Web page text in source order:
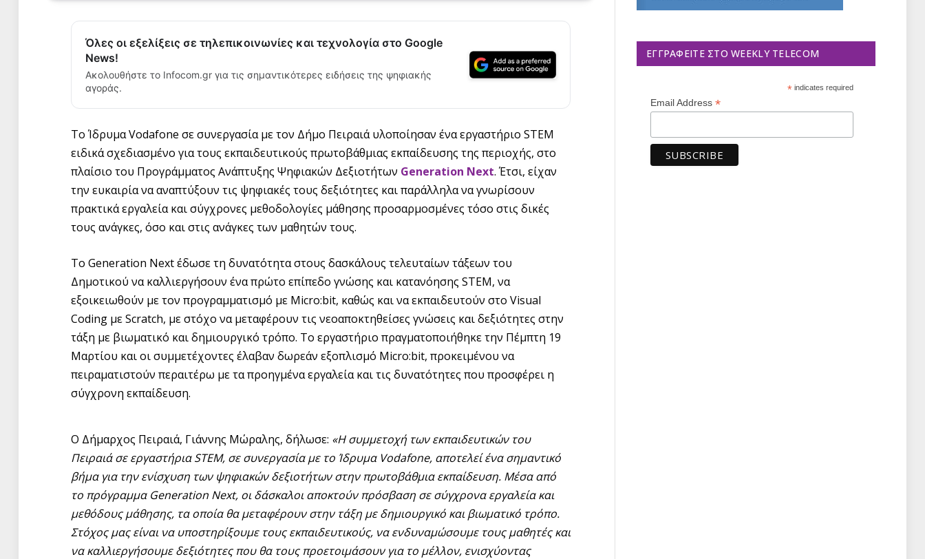
Όλες οι εξελίξεις σε τηλεπικοινωνίες και τεχνολογία στο Google
News!
Ακολουθήστε το Infocom.gr για τις σημαντικότερες ειδήσεις της ψηφιακής
αγοράς.
Το Ίδρυμα Vodafone σε συνεργασία με τον Δήμο Πειραιά υλοποίησαν ένα εργαστήριο STEM
ειδικά σχεδιασμένο για τους εκπαιδευτικούς πρωτοβάθμιας εκπαίδευσης της περιοχής, στο
πλαίσιο του Προγράμματος Ανάπτυξης Ψηφιακών Δεξιοτήτων Generation Next. Έτσι, είχαν
την ευκαιρία να αναπτύξουν τις ψηφιακές τους δεξιότητες και παράλληλα να γνωρίσουν
πρακτικά εργαλεία και σύγχρονες μεθοδολογίες μάθησης προσαρμοσμένες τόσο στις δικές
τους ανάγκες, όσο και στις ανάγκες των μαθητών τους.
Το Generation Next έδωσε τη δυνατότητα στους δασκάλους τελευταίων τάξεων του
Δημοτικού να καλλιεργήσουν ένα πρώτο επίπεδο γνώσης και κατανόησης STEM, να
εξοικειωθούν με τον προγραμματισμό με Micro:bit, καθώς και να εκπαιδευτούν στο Visual
Coding με Scratch, με στόχο να μεταφέρουν τις νεοαποκτηθείσες γνώσεις και δεξιότητες στην
τάξη με βιωματικό και δημιουργικό τρόπο. Το εργαστήριο πραγματοποιήθηκε την Πέμπτη 19
Μαρτίου και οι συμμετέχοντες έλαβαν δωρεάν εξοπλισμό Micro:bit, προκειμένου να
πειραματιστούν περαιτέρω με τα προηγμένα εργαλεία και τις δυνατότητες που προσφέρει η
σύγχρονη εκπαίδευση.
O Δήμαρχος Πειραιά, Γιάννης Μώραλης, δήλωσε: «Η συμμετοχή των εκπαιδευτικών του
Πειραιά σε εργαστήρια STEM, σε συνεργασία με το Ίδρυμα Vodafone, αποτελεί ένα σημαντικό
βήμα για την ενίσχυση των ψηφιακών δεξιοτήτων στην πρωτοβάθμια εκπαίδευση. Μέσα από
το πρόγραμμα Generation Next, οι δάσκαλοι αποκτούν πρόσβαση σε σύγχρονα εργαλεία και
μεθόδους μάθησης, τα οποία θα μεταφέρουν στην τάξη με δημιουργικό και βιωματικό τρόπο.
Στόχος μας είναι να υποστηρίξουμε τους εκπαιδευτικούς, να ενδυναμώσουμε τους μαθητές και
να καλλιεργήσουμε δεξιότητες που θα τους προετοιμάσουν για το μέλλον, ενισχύοντας
ΕΓΓΡΑΦΕΊΤΕ ΣΤΟ WEEKLY TELECOM
*indicates required
Email Address *